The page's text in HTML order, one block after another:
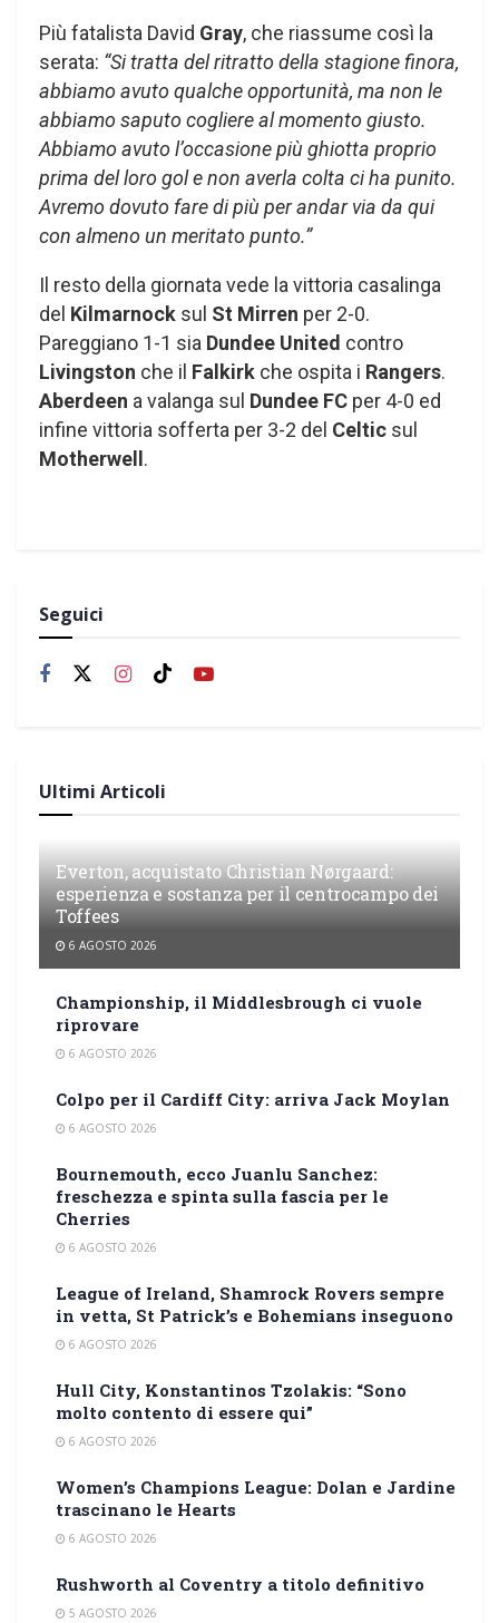
Più fatalista David Gray, che riassume così la
serata: “Si tratta del ritratto della stagione finora,
abbiamo avuto qualche opportunità, ma non le
abbiamo saputo cogliere al momento giusto.
Abbiamo avuto l’occasione più ghiotta proprio
prima del loro gol e non averla colta ci ha punito.
Avremo dovuto fare di più per andar via da qui
con almeno un meritato punto.”
Il resto della giornata vede la vittoria casalinga
del Kilmarnock sul St Mirren per 2-0.
Pareggiano 1-1 sia Dundee United contro
Livingston che il Falkirk che ospita i Rangers.
Aberdeen a valanga sul Dundee FC per 4-0 ed
infine vittoria sofferta per 3-2 del Celtic sul
Motherwell .
Seguici
Ultimi Articoli
Everton, acquistato Christian Nørgaard:
esperienza e sostanza per il centrocampo dei
Toffees
6 AGOSTO 2026
Championship, il Middlesbrough ci vuole
riprovare
6 AGOSTO 2026
Colpo per il Cardiff City: arriva Jack Moylan
6 AGOSTO 2026
Bournemouth, ecco Juanlu Sanchez:
freschezza e spinta sulla fascia per le
Cherries
6 AGOSTO 2026
League of Ireland, Shamrock Rovers sempre
in vetta, St Patrick’s e Bohemians inseguono
6 AGOSTO 2026
Hull City, Konstantinos Tzolakis: “Sono
molto contento di essere qui”
6 AGOSTO 2026
Women’s Champions League: Dolan e Jardine
trascinano le Hearts
6 AGOSTO 2026
Rushworth al Coventry a titolo definitivo
5 AGOSTO 2026